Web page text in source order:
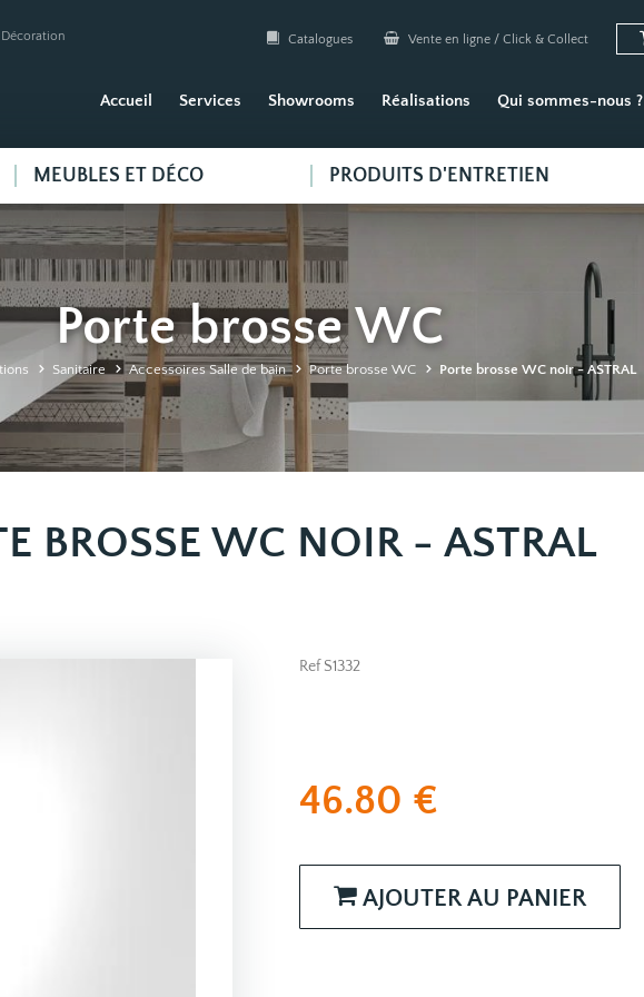
Catalogues Vente en ligne / Click & Collect
Accueil Services Showrooms Réalisations Qui sommes-nous ?
MEUBLES ET DÉCO PRODUITS D'ENTRETIEN
Porte brosse WC
Sanitaire Accessoires Salle de bain Porte brosse WC Porte brosse WC noir - ASTRAL
BROSSE WC NOIR - ASTRAL
Ref S1332
46.80 €
AJOUTER AU PANIER